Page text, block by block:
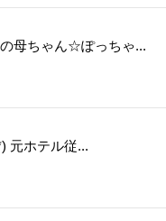
母ちゃん☆ぽっちゃ...
元ホテル従...